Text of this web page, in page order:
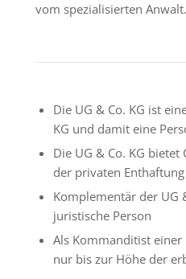
vom spezialisierten Anwalt.
Die UG & Co. KG ist
KG und damit eine
Die UG & Co. KG
der privaten Enthaftung
Komplementär der UG
juristische Person
Als Kommanditist einer
nur bis zur Höhe der